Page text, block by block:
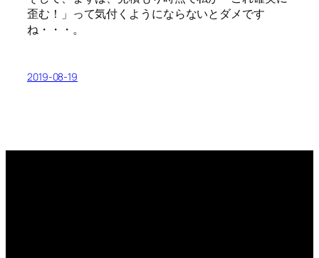
歪む！」って気付くようにならないとダメです
ね・・・。
2019-08-19